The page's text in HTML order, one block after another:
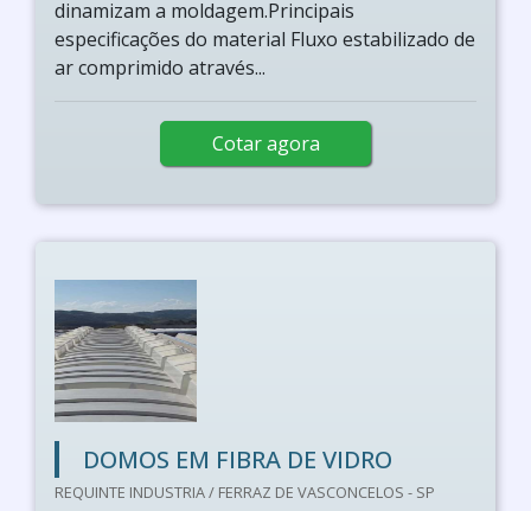
dinamizam a moldagem.Principais
especificações do material Fluxo estabilizado de
ar comprimido através...
Cotar agora
DOMOS EM FIBRA DE VIDRO
REQUINTE INDUSTRIA / FERRAZ DE VASCONCELOS - SP